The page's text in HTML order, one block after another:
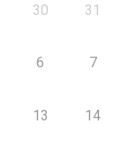
30 31
6 7
13 14